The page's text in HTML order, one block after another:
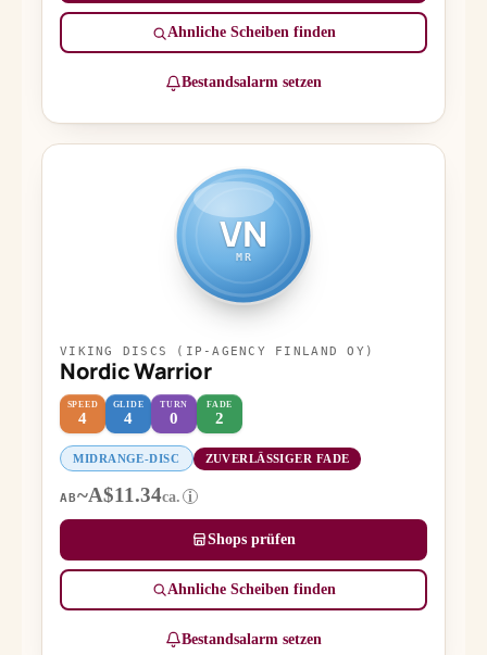
Ähnliche Scheiben finden
Bestandsalarm setzen
VN
MR
VIKING DISCS (IP-AGENCY FINLAND OY)
Nordic Warrior
SPEED
4
GLIDE
4
TURN
0
FADE
2
MIDRANGE-DISC ZUVERLÄSSIGER FADE
AB~A$11.34ca. i
Shops prüfen
Ähnliche Scheiben finden
Bestandsalarm setzen